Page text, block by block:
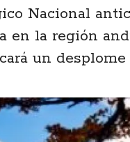
Nacional
en la región
un